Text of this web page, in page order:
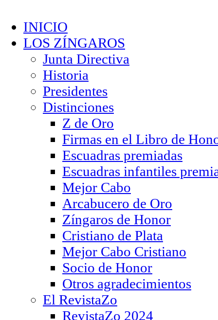
INICIO
LOS ZÍNGAROS
Junta Directiva
Historia
Presidentes
Distinciones
Z de Oro
Firmas en el Libro de
Escuadras premiadas
Escuadras infantiles
Mejor Cabo
Arcabucero de Oro
Zíngaros de Honor
Cristiano de Plata
Mejor Cabo Cristiano
Socio de Honor
Otros agradecimientos
El RevistaZo
RevistaZo 2024